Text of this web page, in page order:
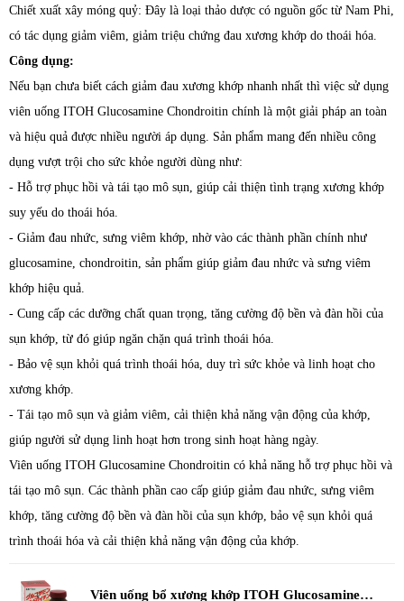
Chiết xuất xây móng quỷ: Đây là loại thảo dược có nguồn gốc từ Nam Phi,
có tác dụng giảm viêm, giảm triệu chứng đau xương khớp do thoái hóa.
Công dụng:
Nếu bạn chưa biết cách giảm đau xương khớp nhanh nhất thì việc sử dụng
viên uống ITOH Glucosamine Chondroitin chính là một giải pháp an toàn
và hiệu quả được nhiều người áp dụng. Sản phẩm mang đến nhiều công
dụng vượt trội cho sức khỏe người dùng như:
- Hỗ trợ phục hồi và tái tạo mô sụn, giúp cải thiện tình trạng xương khớp
suy yếu do thoái hóa.
- Giảm đau nhức, sưng viêm khớp, nhờ vào các thành phần chính như
glucosamine, chondroitin, sản phẩm giúp giảm đau nhức và sưng viêm
khớp hiệu quả.
- Cung cấp các dưỡng chất quan trọng, tăng cường độ bền và đàn hồi của
sụn khớp, từ đó giúp ngăn chặn quá trình thoái hóa.
- Bảo vệ sụn khỏi quá trình thoái hóa, duy trì sức khỏe và linh hoạt cho
xương khớp.
- Tái tạo mô sụn và giảm viêm, cải thiện khả năng vận động của khớp,
giúp người sử dụng linh hoạt hơn trong sinh hoạt hàng ngày.
Viên uống ITOH Glucosamine Chondroitin có khả năng hỗ trợ phục hồi và
tái tạo mô sụn. Các thành phần cao cấp giúp giảm đau nhức, sưng viêm
khớp, tăng cường độ bền và đàn hồi của sụn khớp, bảo vệ sụn khỏi quá
trình thoái hóa và cải thiện khả năng vận động của khớp.
Viên uống bổ xương khớp ITOH Glucosamine